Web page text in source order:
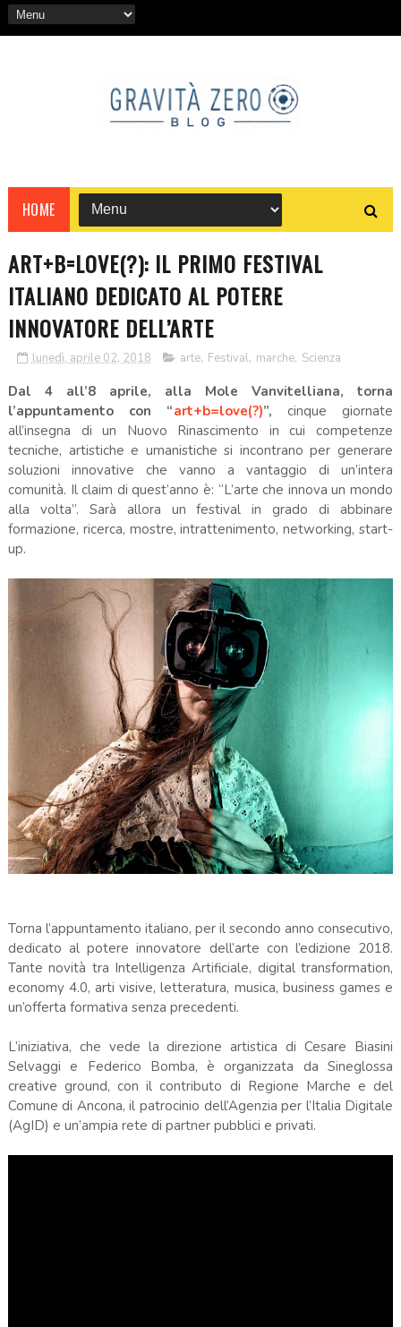
HOME
ART+B=LOVE(?): IL PRIMO FESTIVAL
ITALIANO DEDICATO AL POTERE
INNOVATORE DELL’ARTE
lunedì, aprile 02, 2018 arte, Festival, marche, Scienza
Dal 4 all’8 aprile, alla Mole Vanvitelliana, torna
l’appuntamento con “art+b=love(?)”, cinque giornate
all’insegna di un Nuovo Rinascimento in cui competenze
tecniche, artistiche e umanistiche si incontrano per generare
soluzioni innovative che vanno a vantaggio di un’intera
comunità. Il claim di quest’anno è: “L’arte che innova un mondo
alla volta”. Sarà allora un festival in grado di abbinare
formazione, ricerca, mostre, intrattenimento, networking, start-
up.
Torna l’appuntamento italiano, per il secondo anno consecutivo,
dedicato al potere innovatore dell’arte con l’edizione 2018.
Tante novità tra Intelligenza Artificiale, digital transformation,
economy 4.0, arti visive, letteratura, musica, business games e
un’offerta formativa senza precedenti.
L’iniziativa, che vede la direzione artistica di Cesare Biasini
Selvaggi e Federico Bomba, è organizzata da Sineglossa
creative ground, con il contributo di Regione Marche e del
Comune di Ancona, il patrocinio dell’Agenzia per l’Italia Digitale
(AgID) e un’ampia rete di partner pubblici e privati.